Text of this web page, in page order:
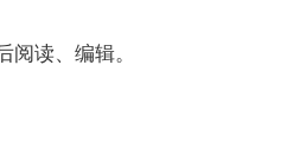
读、编辑。